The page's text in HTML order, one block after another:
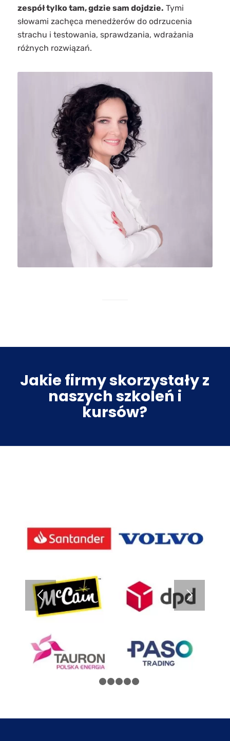
zespół tylko tam, gdzie sam dojdzie. Tymi
słowami zachęca menedżerów do odrzucenia
strachu i testowania, sprawdzania, wdrażania
różnych rozwiązań.
Jakie firmy skorzystały z
naszych szkoleń i
kursów?